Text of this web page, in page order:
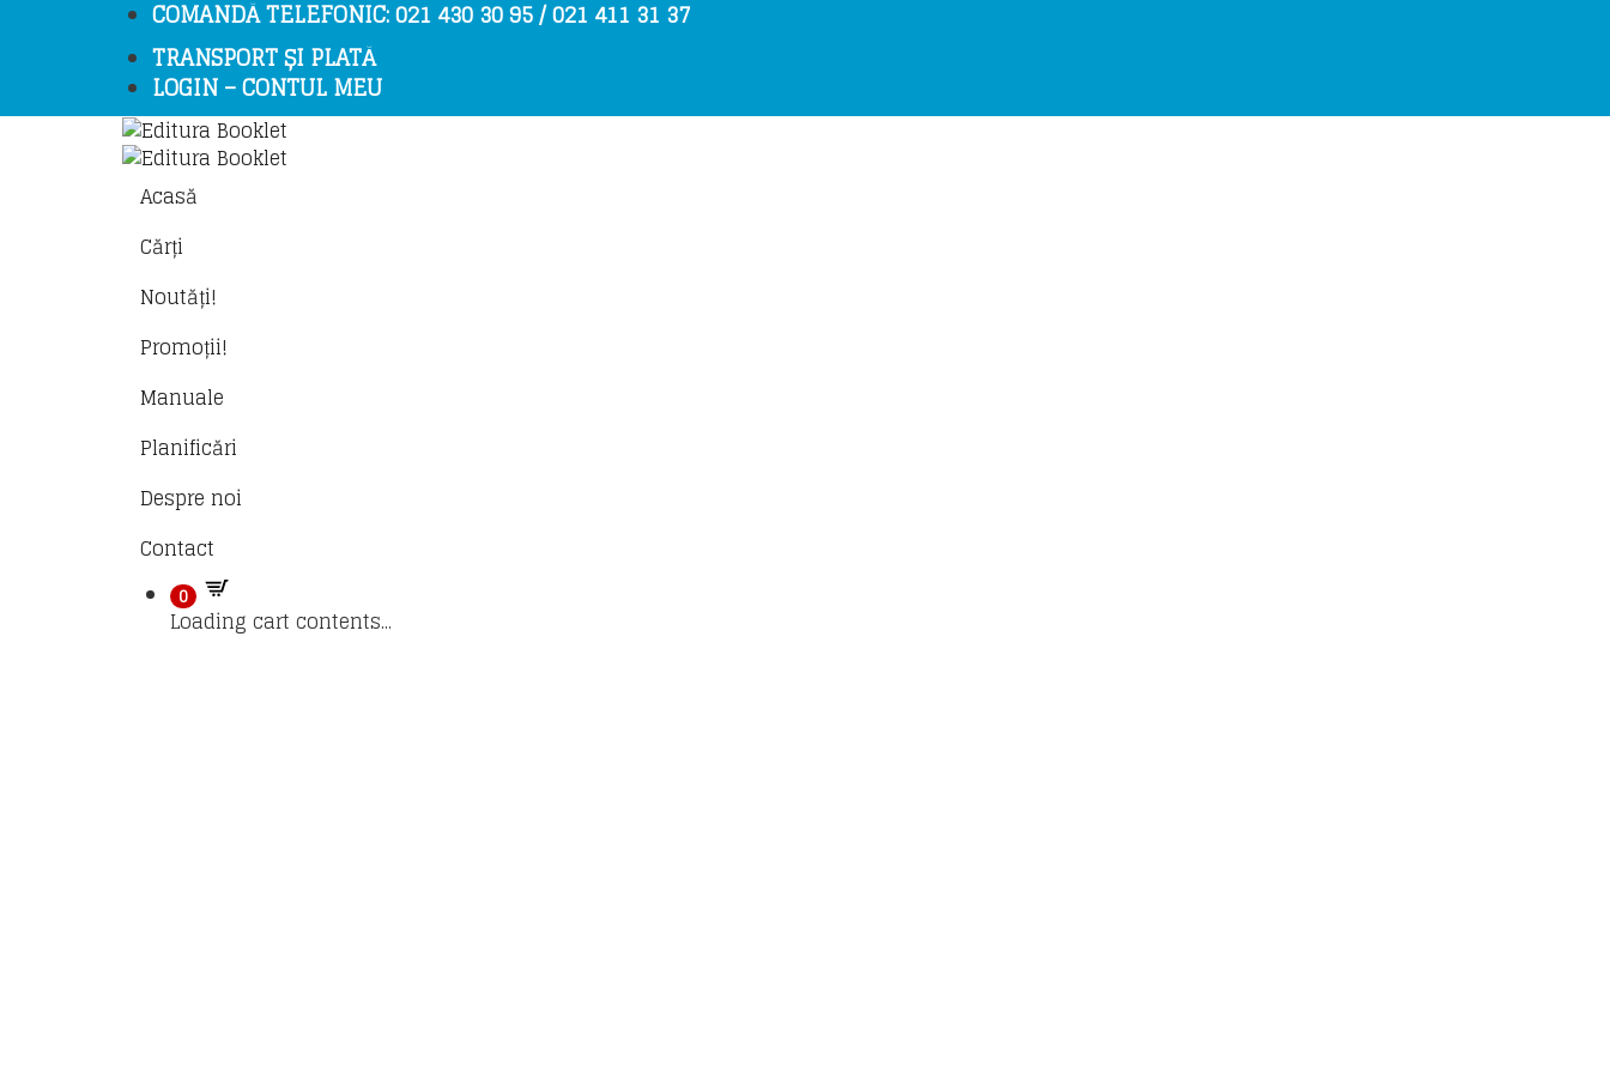
COMANDĂ TELEFONIC: 021 430 30 95 / 021 411 31 37
TRANSPORT ȘI PLATĂ
LOGIN – CONTUL MEU
Acasă
Cărți
Noutăți!
Promoții!
Manuale
Planificări
Despre noi
Contact
0
Loading cart contents...